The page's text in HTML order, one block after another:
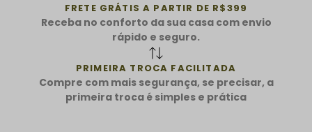
FRETE GRÁTIS A PARTIR DE R$399
Receba no conforto da sua casa com envio
rápido e seguro.
PRIMEIRA TROCA FACILITADA
Compre com mais segurança, se precisar, a
primeira troca é simples e prática